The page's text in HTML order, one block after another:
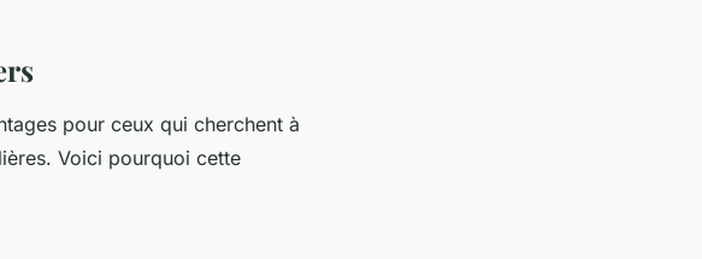
pour ceux qui cherchent à
Voici pourquoi cette